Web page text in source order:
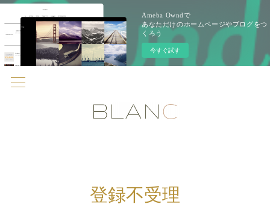
Ameba Owndで
あなただけのホームページやブログをつ
くろう
今すぐ試す
登録不受理